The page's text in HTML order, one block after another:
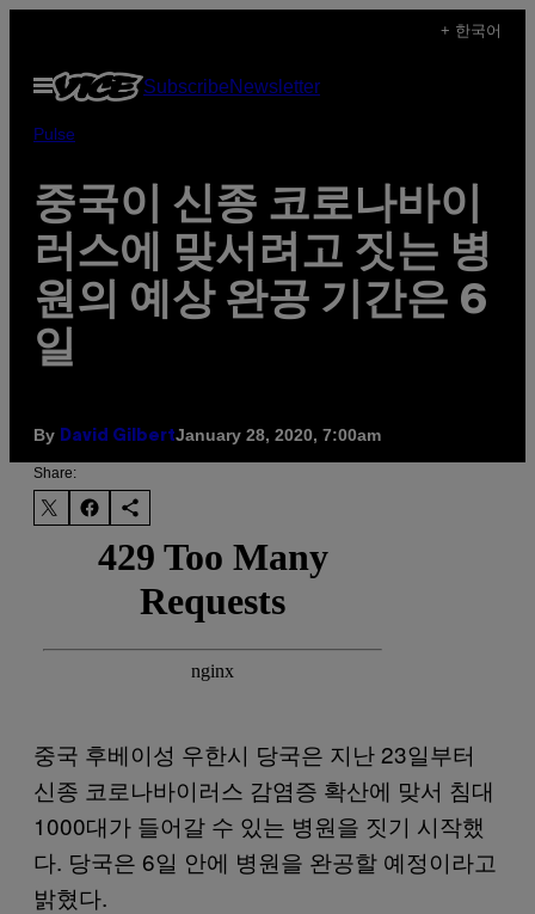
content
+ 한국어
Open
Menu
SubscribeNewsletter
Pulse
중국이 신종 코로나바이
러스에 맞서려고 짓는 병
원의 예상 완공 기간은 6
일
By David GilbertJanuary 28, 2020, 7:00am
Share:
중국 후베이성 우한시 당국은 지난 23일부터
신종 코로나바이러스 감염증 확산에 맞서 침대
1000대가 들어갈 수 있는 병원을 짓기 시작했
다. 당국은 6일 안에 병원을 완공할 예정이라고
밝혔다.